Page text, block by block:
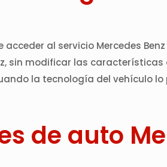
al servicio Mercedes
sin modificar las
la tecnología del vehículo lo
de auto